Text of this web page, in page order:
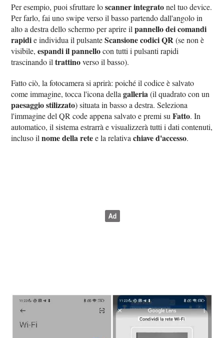
Per esempio, puoi sfruttare loscanner integratonel tuo device.
Per farlo, fai uno swipe verso il basso partendo dall'angolo in
alto a destra dello schermo per aprire ilpannello dei comandi
rapidie individua il pulsanteScansione codici QR(se non è
visibile,espandi il pannellocon tutti i pulsanti rapidi
trascinando iltrattinoverso il basso).
Fatto ciò, la fotocamera si aprirà: poiché il codice è salvato
come immagine, tocca l'icona dellagalleria(il quadrato con un
paesaggio stilizzato) situata in basso a destra. Seleziona
l'immagine del QR code appena salvato e premi suFatto. In
automatico, il sistema estrarrà e visualizzerà tutti i dati contenuti,
incluso ilnome della retee la relativachiave d'accesso.